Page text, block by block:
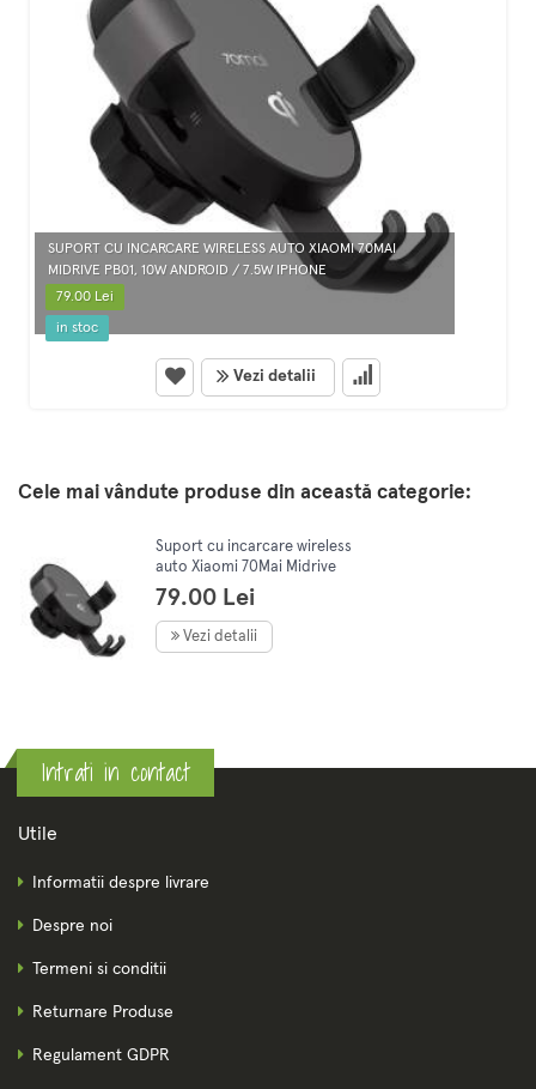
SUPORT CU INCARCARE WIRELESS AUTO XIAOMI 70MAI
MIDRIVE PB01, 10W ANDROID / 7.5W IPHONE
79.00 Lei
in stoc
Vezi detalii
Cele mai vândute produse din această categorie:
Suport cu incarcare wireless
auto Xiaomi 70Mai Midrive
PB01, 10W Android / 7.5W
IPhone
79.00 Lei
Vezi detalii
Intrati in contact
Utile
Informatii despre livrare
Despre noi
Termeni si conditii
Returnare Produse
Regulament GDPR